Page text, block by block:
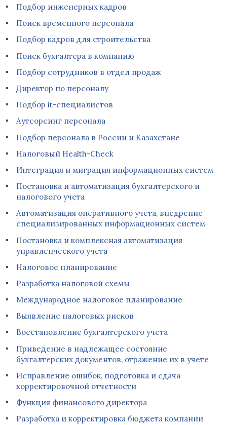
Подбор инженерных кадров
Поиск временного персонала
Подбор кадров для строительства
Поиск бухгалтера в компанию
Подбор сотрудников в отдел продаж
Директор по персоналу
Подбор it-специалистов
Аутсорсинг персонала
Подбор персонала в России и Казахстане
Налоговый Health-Check
Интеграция и миграция информационных систем
Постановка и автоматизация бухгалтерского и
налогового учета
Автоматизация оперативного учета, внедрение
специализированных информационных систем
Постановка и комплексная автоматизация
управленческого учета
Налоговое планирование
Разработка налоговой схемы
Международное налоговое планирование
Выявление налоговых рисков
Восстановление бухгалтерского учета
Приведение в надлежащее состояние
бухгалтерских документов, отражение их в учете
Исправление ошибок, подготовка и сдача
корректировочной отчетности
Функция финансового директора
Разработка и корректировка бюджета компании